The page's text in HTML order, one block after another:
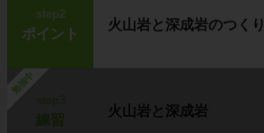
step2
ポイント
火山岩と深成岩のつくり
勉強中
火山岩と深成岩